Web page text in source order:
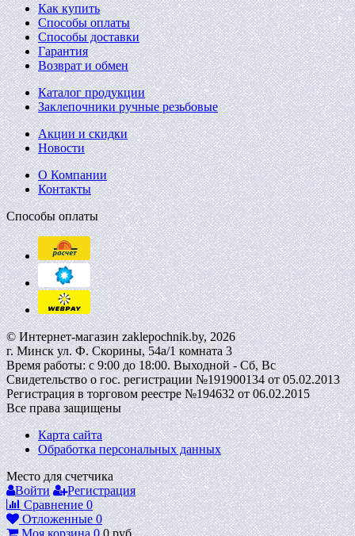
Как купить
Способы оплаты
Способы доставки
Гарантия
Возврат и обмен
Каталог продукции
Заклепочники ручные резьбовые
Акции и скидки
Новости
О Компании
Контакты
Способы оплаты
© Интернет-магазин zaklepochnik.by, 2026
г. Минск ул. Ф. Скорины, 54а/1 комната 3
Время работы: с 9:00 до 18:00. Выходной - Сб, Вс
Свидетельство о гос. регистрации №191900134 от 05.02.2013
Регистрация в торговом реестре №194632 от 06.02.2015
Все права защищены
Карта сайта
Обработка персональных данных
Место для счетчика
Войти
Регистрация
Сравнение 0
Отложенные 0
Моя корзина 0 0 руб.